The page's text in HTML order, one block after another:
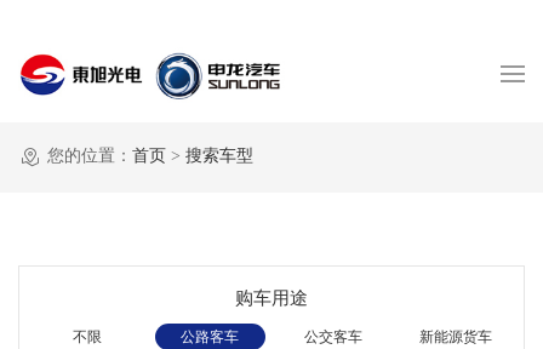
您的位置： 首页 > 搜索车型
购车用途
不限 公路客车 公交客车 新能源货车